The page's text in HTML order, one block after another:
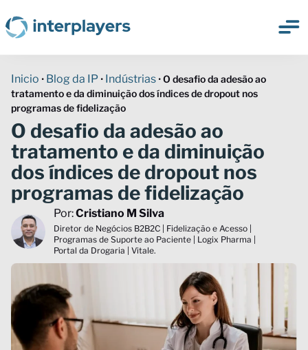
Inicio • Blog da IP • Indústrias •O desafio da adesão ao
tratamento e da diminuição dos índices de dropout nos
programas de fidelização
O desafio da adesão ao
tratamento e da diminuição
dos índices de dropout nos
programas de fidelização
Por:Cristiano M Silva
Diretor de Negócios B2B2C | Fidelização e Acesso |
Programas de Suporte ao Paciente | Logix Pharma |
Portal da Drogaria | Vitale.